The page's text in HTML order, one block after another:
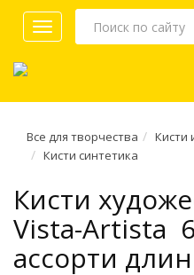
Toggle
navigation
Все для творчества
Кисти
Кисти синтетика
Кисти
Vista-Artista
ассорти